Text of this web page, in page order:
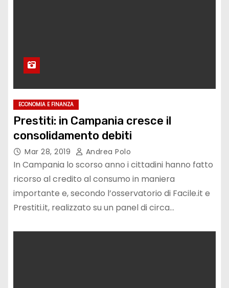
ECONOMIA E FINANZA
Prestiti: in Campania cresce il
consolidamento debiti
Mar 28, 2019 Andrea Polo
In Campania lo scorso anno i cittadini hanno fatto
ricorso al credito al consumo in maniera
importante e, secondo l’osservatorio di Facile.it e
Prestiti.it, realizzato su un panel di circa…